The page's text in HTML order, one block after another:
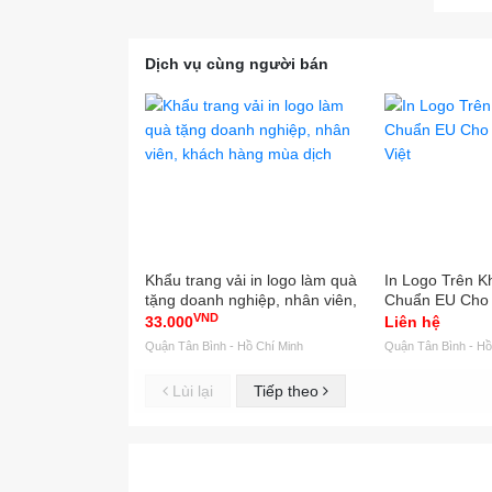
Bên
thiết
Khi
bệnh
Dịch vụ cùng người bán
Khẩu trang vải in logo làm quà
tặng doanh nghiệp, nhân viên,
khách hàng mùa dịch
33.000VND
Quận Tân Bình - Hồ Chí Minh
In Logo Trên
Chuẩn EU
Việt
Liên hệ
Quận Tân Bình -
Lùi lại Tiếp theo